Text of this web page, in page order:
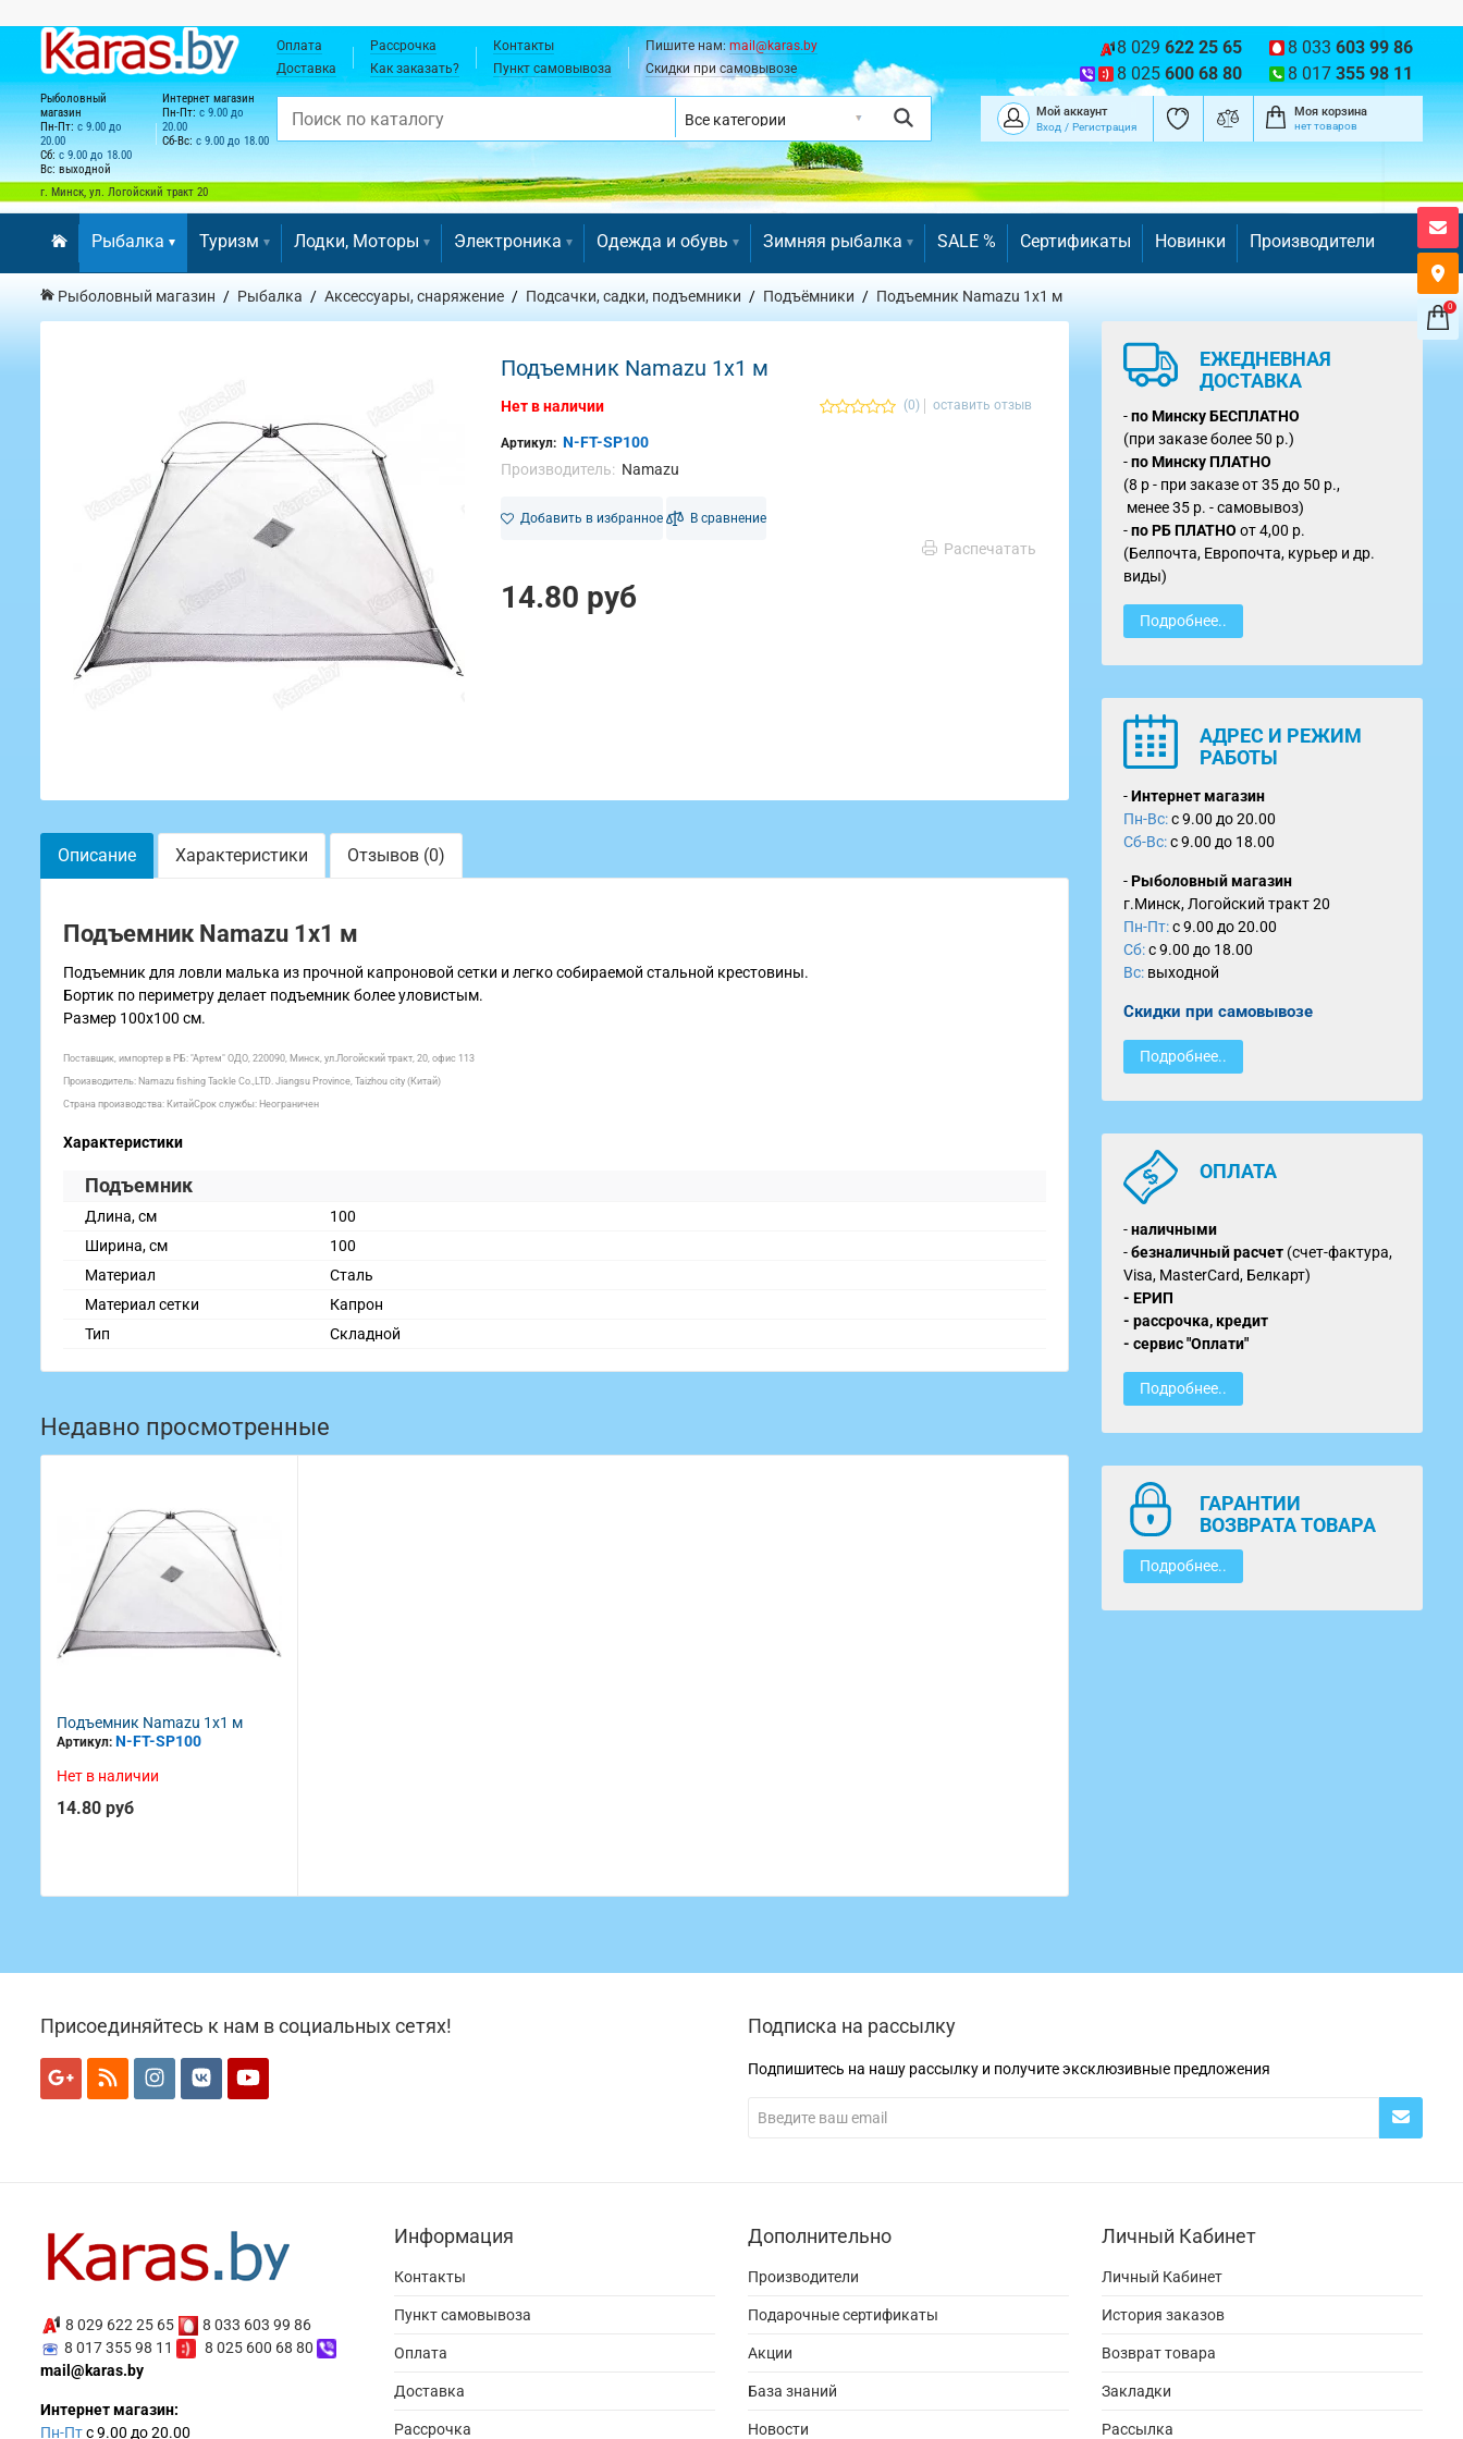
Рыболовный
магазин
Пн-Пт: с 9.00 до
20.00
Сб: с 9.00 до 18.00
Вс: выходной
Интернет магазин
Пн-Пт: с 9.00 до
20.00
Сб-Вс: с 9.00 до 18.00
г. Минск, ул. Логойский тракт 20
Оплата
Доставка
Рассрочка
Как заказать?
Контакты
Пункт самовывоза
Пишите нам:mail@karas.by
Скидки при самовывозе
8 029 622 25 65 8 033603 99 86
8 025 600 68 80 8 017355 98 11
Мой аккаунт
Вход / Регистрация
Моя корзина
нет товаров
Рыбалка Туризм Лодки, Моторы Электроника Одежда и обувь Зимняя рыбалка SALE % Сертификаты Новинки Производители
Рыболовный магазин Рыбалка Аксессуары, снаряжение Подсачки, садки, подъемники Подъёмники Подъемник Namazu 1x1 м
Подъемник Namazu 1x1 м
Нет в наличии (0) оставить отзыв
Артикул: N-FT-SP100
Производитель: Namazu
Добавить в избранное В сравнение
Распечатать
14.80 руб
Описание Характеристики Отзывов (0)
Подъемник Namazu 1x1 м
Подъемник для ловли малька из прочной капроновой сетки и легко собираемой стальной крестовины.
Бортик по периметру делает подъемник более уловистым.
Размер 100x100 см.
Поставщик, импортер в РБ: "Артем" ОДО, 220090, Минск, ул.Логойский тракт, 20, офис 113
Производитель: Namazu fishing Tackle Co.,LTD. Jiangsu Province, Taizhou city (Китай)
Страна производства: КитайСрок службы: Неограничен
Характеристики
Подъемник
Длина, см
100
Ширина, см
100
Материал
Сталь
Материал сетки
Капрон
Тип
Складной
Недавно просмотренные
Подъемник Namazu 1x1 м
Артикул: N-FT-SP100
Нет в наличии
14.80 руб
ЕЖЕДНЕВНАЯ
ДОСТАВКА
-по МинскуБЕСПЛАТНО
(при заказе более 50 р.)
-по Минску ПЛАТНО
(8 р - при заказе от 35 до 50 р.,
менее 35 р. - самовывоз)
-поРБ ПЛАТНО от4,00 р.
(Белпочта, Европочта, курьер и др.
виды)
Подробнее..
АДРЕС И РЕЖИМ
РАБОТЫ
-Интернет магазин
Пн-Вс:с 9.00 до 20.00
Сб-Вс:с 9.00 до 18.00
-Рыболовный магазин
г.Минск, Логойский тракт 20
Пн-Пт:с 9.00 до 20.00
Сб:с 9.00 до 18.00
Вс: выходной
Скидки при самовывозе
Подробнее..
ОПЛАТА
-наличными
-безналичный расчет (счет-фактура,
Visa, MasterCard, Белкарт)
- ЕРИП
- рассрочка, кредит
- сервис "Оплати"
Подробнее..
ГАРАНТИИ
ВОЗВРАТА ТОВАРА
Подробнее..
Присоединяйтесь к нам в социальных сетях! Подписка на рассылку
Подпишитесь на нашу рассылку и получите эксклюзивные предложения
8 029 622 25 65
8 033 603 99 86
8 017 355 98 11
8 025 600 68 80
mail@karas.by
Интернет магазин:
Пн-Птс 9.00 до 20.00
Информация
Контакты
Пункт самовывоза
Оплата
Доставка
Рассрочка
Дополнительно
Производители
Подарочные сертификаты
Акции
База знаний
Новости
Личный Кабинет
Личный Кабинет
История заказов
Возврат товара
Закладки
Рассылка
0